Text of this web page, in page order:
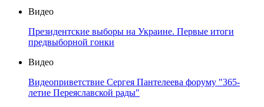
Видео
Президентские выборы на Украине. Первые итоги
предвыборной гонки
Видео
Видеоприветствие Сергея Пантелеева форуму "365-
летие Переяславской рады"